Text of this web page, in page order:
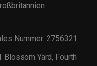
Nummer: 2756321
Blossom Yard, Fourth